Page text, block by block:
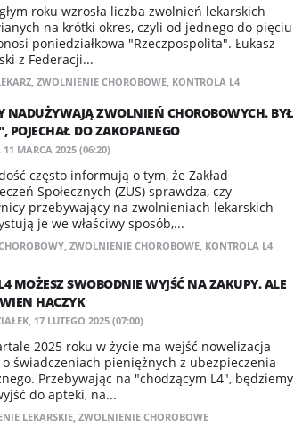
roku wzrosła liczba zwolnień lekarskich
na krótki okres, czyli od jednego do pięciu
poniedziałkowa "Rzeczpospolita". Łukasz
z Federacji...
, ZWOLNIENIE CHOROBOWE, KONTROLA L4
NADUŻYWAJĄ ZWOLNIEŃ CHOROBOWYCH. BYŁ
POJECHAŁ DO ZAKOPANEGO
11 MARCA 2025 (06:20)
często informują o tym, że Zakład
Społecznych (ZUS) sprawdza, czy
przebywający na zwolnieniach lekarskich
je we właściwy sposób,...
, ZWOLNIENIE CHOROBOWE, KONTROLA L4
MOŻESZ SWOBODNIE WYJŚĆ NA ZAKUPY. ALE
HACZYK
17 LUTEGO 2025 (07:00)
2025 roku w życie ma wejść nowelizacja
świadczeniach pieniężnych z ubezpieczenia
Przebywając na "chodzącym L4", będziemy
do apteki, na...
LEKARSKIE, ZWOLNIENIE CHOROBOWE